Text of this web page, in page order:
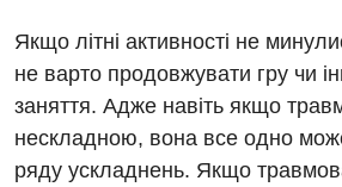
Рентгенографія
УЗД
Для дорослих
Ендоскопічне відділення
Онкологічне відділлення
Педіатричне відділення
Національний скринінг здоров’я 40+
Українська
Російська
Якщо літні активності не
не варто продовжувати гру чи
заняття. Адже навіть якщо
нескладною, вона все одно
ряду ускладнень. Якщо